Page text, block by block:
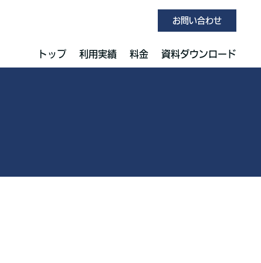
お問い合わせ
トップ 利用実績 料金 資料ダウンロード